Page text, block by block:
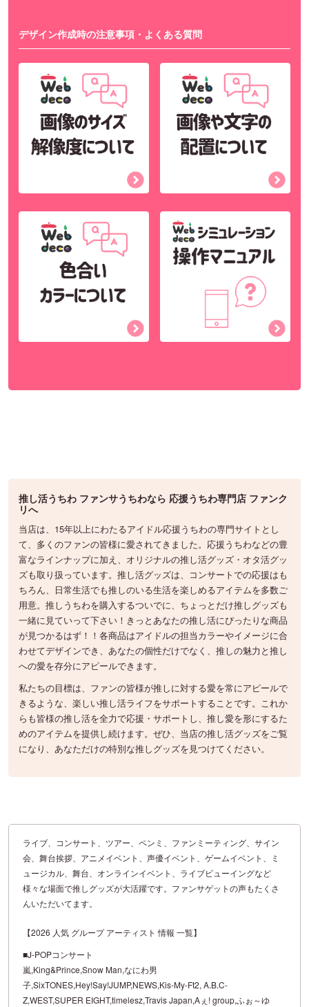
デザイン作成時の注意事項・よくある質問
推し活うちわ ファンサうちわなら 応援うちわ専門店 ファンク
リへ
当店は、15年以上にわたるアイドル応援うちわの専門サイトとし
て、多くのファンの皆様に愛されてきました。応援うちわなどの豊
富なラインナップに加え、オリジナルの推し活グッズ・オタ活グッ
ズも取り扱っています。推し活グッズは、コンサートでの応援はも
ちろん、日常生活でも推しのいる生活を楽しめるアイテムを多数ご
用意。推しうちわを購入するついでに、ちょっとだけ推しグッズも
一緒に見ていって下さい！きっとあなたの推し活にぴったりな商品
が見つかるはず！！各商品はアイドルの担当カラーやイメージに合
わせてデザインでき、あなたの個性だけでなく、推しの魅力と推し
への愛を存分にアピールできます。
私たちの目標は、ファンの皆様が推しに対する愛を常にアピールで
きるような、楽しい推し活ライフをサポートすることです。これか
らも皆様の推し活を全力で応援・サポートし、推し愛を形にするた
めのアイテムを提供し続けます。ぜひ、当店の推し活グッズをご覧
になり、あなただけの特別な推しグッズを見つけてください。
ライブ、コンサート、ツアー、ペンミ、ファンミーティング、サイン
会、舞台挨拶、アニメイベント、声優イベント、ゲームイベント、ミ
ュージカル、舞台、オンラインイベント、ライブビューイングなど
様々な場面で推しグッズが大活躍です。ファンサゲットの声もたくさ
んいただいてます。
【2026 人気 グループ アーティスト 情報 一覧】
■J-POPコンサート
嵐,King&Prince,Snow Man,なにわ男
子,SixTONES,Hey!Say!JUMP,NEWS,Kis-My-Ft2, A.B.C-
Z,WEST,SUPER EIGHT,timelesz,Travis Japan,Aぇ! group,ふぉ～ゆ